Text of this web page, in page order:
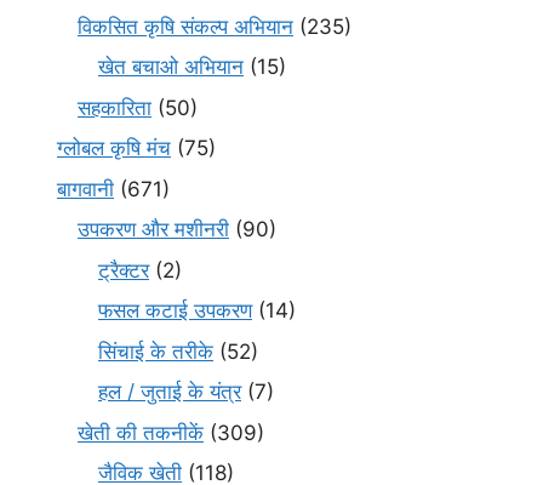
विकसित कृषि संकल्प अभियान (235)
खेत बचाओ अभियान (15)
सहकारिता (50)
ग्लोबल कृषि मंच (75)
बागवानी (671)
उपकरण और मशीनरी (90)
ट्रैक्टर(2)
फसल कटाई उपकरण(14)
सिंचाई के तरीके (52)
हल / जुताई के यंत्र(7)
खेती की तकनीकें (309)
जैविक खेती (118)